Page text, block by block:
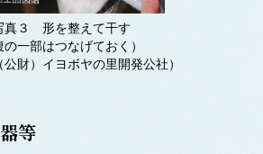
真３ 形を整えて干す
の一部はつなげておく）
公財）イヨボヤの里開発公社）
等